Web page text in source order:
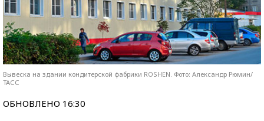
Вывеска на здании кондитерской фабрики ROSHEN. Фото: Александр Рюмин/
ТАСС
ОБНОВЛЕНО 16:30